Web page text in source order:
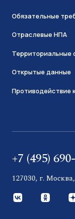
Обязательные
Отраслевые НПА
Территориальные
Открытые данные
Противодействие
+7 (495)
127030, г.